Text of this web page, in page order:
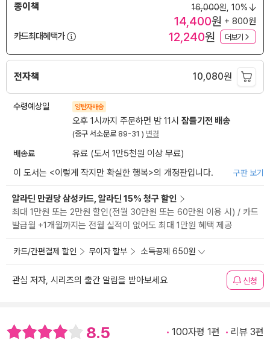
종이책 16,000원, 10%
14,400원 + 800원
카드최대혜택가
12,240원 더보기
전자책 10,080원
수령예상일 양탄자배송
오후 1시까지 주문하면 밤 11시 잠들기전 배송
(중구 서소문로 89-31 ) 변경
배송료
유료 (도서 1만5천원 이상 무료)
이 도서는 <이렇게 작지만 확실한 행복>의 개정판입니다. 구판 보기
알라딘 만권당 삼성카드, 알라딘 15% 청구 할인
최대 1만원 또는 2만원 할인(전월 30만원 또는 60만원 이용 시) / 카드
발급월 +1개월까지는 전월 실적이 없어도 최대 1만원 혜택 제공
카드/간편결제 할인 무이자 할부 소득공제 650원
관심 저자, 시리즈의 출간 알림을 받아보세요 신청
8.5 100자평 1편 리뷰 3편